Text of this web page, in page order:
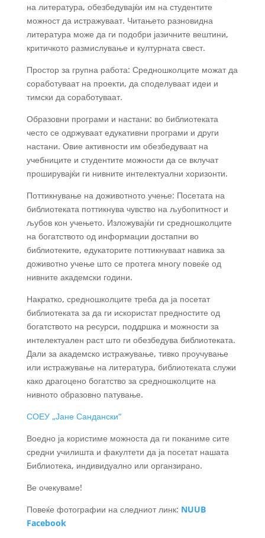
на литература, обезбедувајќи им на студентите
можност да истражуваат. Читањето разновидна
литература може да ги подобри јазичните вештини,
критичкото размислување и културната свест.
Простор за групна работа: Средношколците можат да
соработуваат на проекти, да споделуваат идеи и
тимски да соработуваат.
Образовни програми и настани: во библиотеката
често се одржуваат едукативни програми и други
настани. Овие активности им обезбедуваат на
учебниците и студентите можности да се вклучат
проширувајќи ги нивните интелектуални хоризонти.
Поттикнување на доживотното учење: Посетата на
библиотеката поттикнува чувство на љубопитност и
љубов кон учењето. Изложувајќи ги средношколците
на богатството од информации достапни во
библиотеките, едукаторите поттикнуваат навика за
доживотно учење што се протега многу повеќе од
нивните академски години.
Накратко, средношколците треба да ја посетат
библиотеката за да ги искористат предностите од
богатството на ресурси, поддршка и можности за
интелектуален раст што ги обезбедува библиотеката.
Дали за академско истражување, тивко проучување
или истражување на литература, библиотеката служи
како драгоцено богатство за средношколците на
нивното образовно патување.
СОЕУ „Јане Сандански“
Воедно ја користиме можноста да ги поканиме сите
средни училишта и факултети да ја посетат нашата
Библиотека, индивидуално или органзирано.
Ве очекуваме!
Повеќе фотографии на следниот линк: NUUB
Facebook